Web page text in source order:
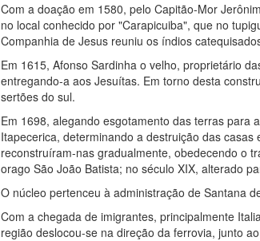
Com a doação em 1580, pelo Capitão-Mor
no local conhecido por "Carapicuiba", que no
Companhia de Jesus reuniu os índios
Em 1615, Afonso Sardinha o velho, proprietário
entregando-a aos Jesuítas. Em torno desta
sertões do sul.
Em 1698, alegando esgotamento das terras para
Itapecerica, determinando a destruição das
reconstruíram-nas gradualmente, obedecendo o
orago São João Batista; no século XIX, alterado
O núcleo pertenceu à administração de Santana
Com a chegada de imigrantes, principalmente
região deslocou-se na direção da ferrovia, junto